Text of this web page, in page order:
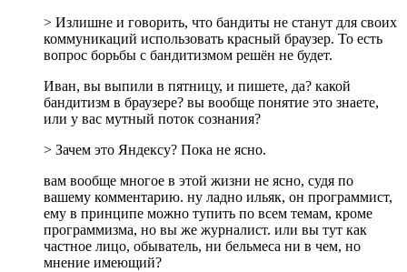
> Излишне и говорить, что бандиты не станут для своих
коммуникаций использовать красный браузер. То есть
вопрос борьбы с бандитизмом решён не будет.
Иван, вы выпили в пятницу, и пишете, да? какой
бандитизм в браузере? вы вообще понятие это знаете,
или у вас мутный поток сознания?
> Зачем это Яндексу? Пока не ясно.
вам вообще многое в этой жизни не ясно, судя по
вашему комментарию. ну ладно ильяк, он программист,
ему в принципе можно тупить по всем темам, кроме
программизма, но вы же журналист. или вы тут как
частное лицо, обыватель, ни бельмеса ни в чем, но
мнение имеющий?